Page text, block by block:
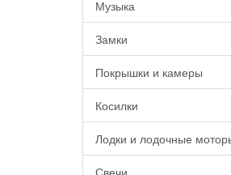
Музыка
Замки
Покрышки и камеры
Косилки
Лодки и лодочные
Свечи